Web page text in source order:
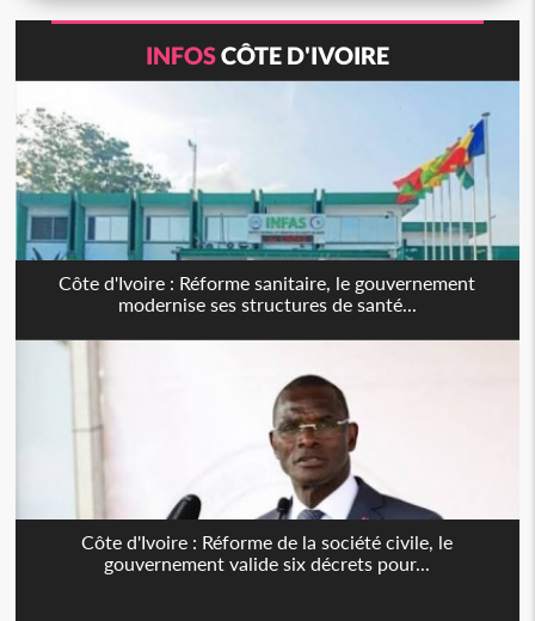
INFOSCÔTE D'IVOIRE
Côte d'Ivoire : Réforme sanitaire, le gouvernement
modernise ses structures de santé...
Côte d'Ivoire : Réforme de la société civile, le
gouvernement valide six décrets pour...